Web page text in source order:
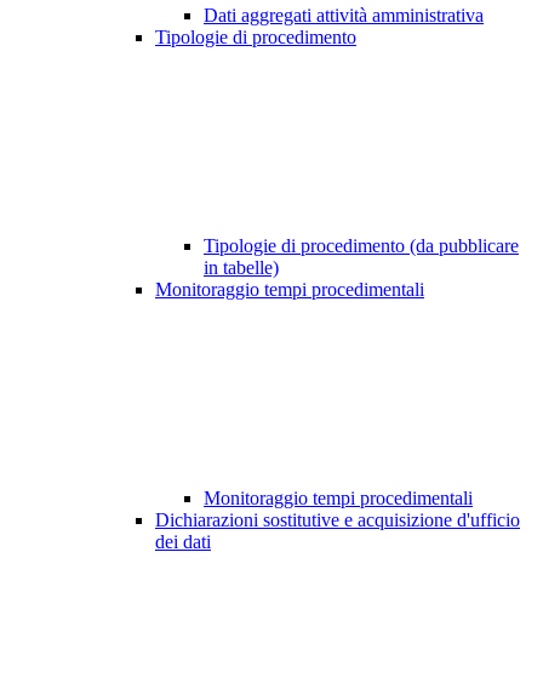
Dati aggregati attività amministrativa
Tipologie di procedimento
Tipologie di procedimento (da pubblicare
in tabelle)
Monitoraggio tempi procedimentali
Monitoraggio tempi procedimentali
Dichiarazioni sostitutive e acquisizione d'ufficio
dei dati